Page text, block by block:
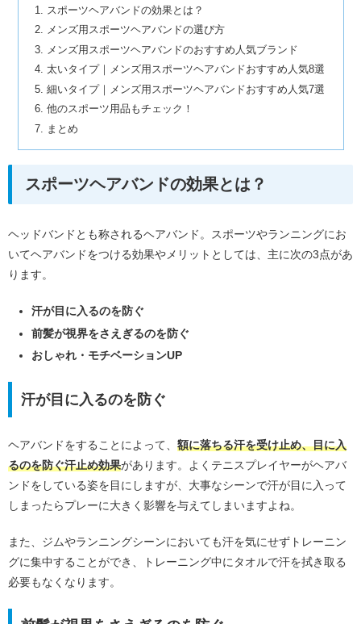
スポーツヘアバンドの効果とは？
メンズ用スポーツヘアバンドの選び方
メンズ用スポーツヘアバンドのおすすめ人気ブランド
太いタイプ｜メンズ用スポーツヘアバンドおすすめ人気8選
細いタイプ｜メンズ用スポーツヘアバンドおすすめ人気7選
他のスポーツ用品もチェック！
まとめ
スポーツヘアバンドの効果とは？
ヘッドバンドとも称されるヘアバンド。スポーツやランニングにお
いてヘアバンドをつける効果やメリットとしては、主に次の3点があ
ります。
汗が目に入るのを防ぐ
前髪が視界をさえぎるのを防ぐ
おしゃれ・モチベーションUP
汗が目に入るのを防ぐ
ヘアバンドをすることによって、 額に落ちる汗を受け止め、目に入
るのを防ぐ汗止め効果があります。よくテニスプレイヤーがヘアバ
ンドをしている姿を目にしますが、大事なシーンで汗が目に入って
しまったらプレーに大きく影響を与えてしまいますよね。
また、ジムやランニングシーンにおいても汗を気にせずトレーニン
グに集中することができ、トレーニング中にタオルで汗を拭き取る
必要もなくなります。